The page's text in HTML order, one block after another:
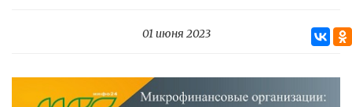
01 июня 2023